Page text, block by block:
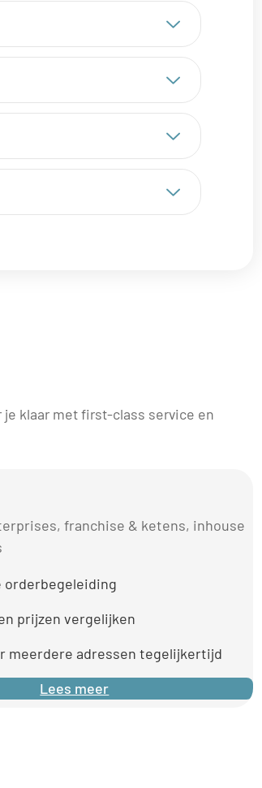
klaar met first-class service en
franchise & ketens, inhouse
orderbegeleiding
prijzen vergelijken
meerdere adressen tegelijkertijd
Lees meer